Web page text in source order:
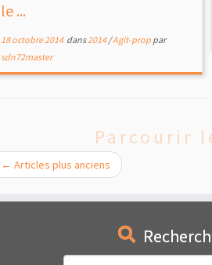
le ...
18 octobre 2014dans2014/Agit-prop par
sdn72master
Parcourir
← Articles plus anciens